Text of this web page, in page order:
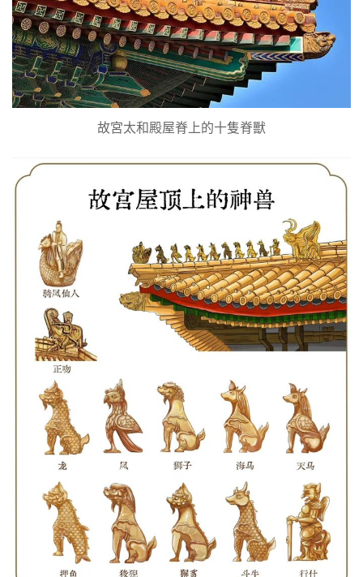
故宮太和殿屋脊上的十隻脊獸